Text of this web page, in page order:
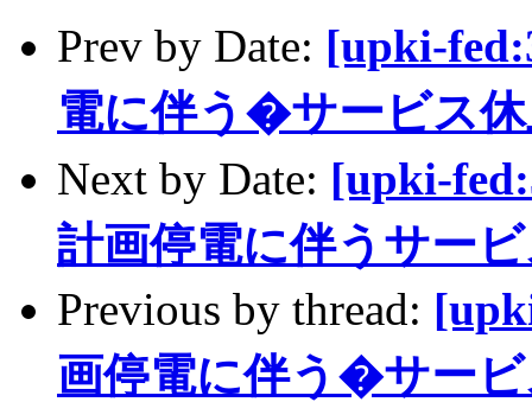
Prev by Date: [upki-
電に伴う�サービス
Next by Date: [upki-
計画停電に伴うサー
Previous by thread:
画停電に伴う�サー